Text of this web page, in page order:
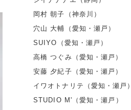
岡村 朝子（神奈川）
穴山 大輔（愛知・瀬戸）
SUIYO（愛知・瀬戸）
高橋 つぐみ（愛知・瀬戸）
安藤 夕紀子（愛知・瀬戸）
イワオトナリテ（愛知・瀬戸）
STUDIO M'（愛知・瀬戸）